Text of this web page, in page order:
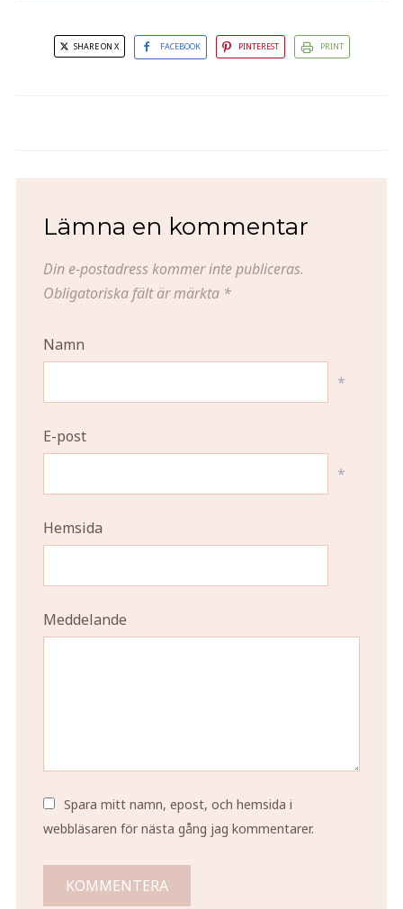
SHARE ON X FACEBOOK PINTEREST PRINT
Lämna en kommentar
Din e-postadress kommer inte publiceras.
Obligatoriska fält är märkta *
Namn
*
E-post
*
Hemsida
Meddelande
Spara mitt namn, epost, och hemsida i
webbläsaren för nästa gång jag kommentarer.